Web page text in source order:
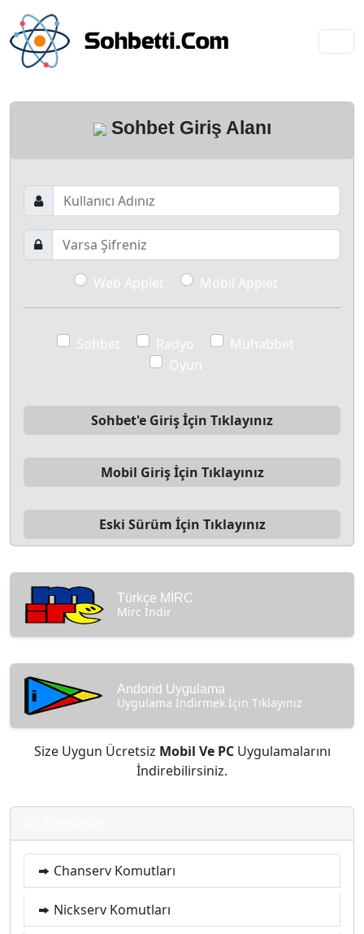
Sohbet Giriş Alanı
Web Applet Mobil Applet
Sohbet Radyo
Muhabbet
Oyun
Sohbet'e Giriş İçin Tıklayınız
Mobil Giriş İçin Tıklayınız
Eski Sürüm İçin Tıklayınız
Türkçe MİRC
Mirc İndir
Andorid Uygulama
Uygulama İndirmek İçin Tıklayınız
Size Uygun Ücretsiz Mobil Ve PC Uygulamalarını
İndirebilirsiniz.
Chanserv Komutları
Nickserv Komutları